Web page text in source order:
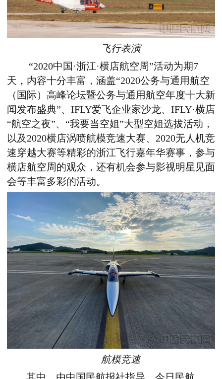
飞行表演
“2020中国·浙江·横店航空周”活动为期7
天，内容十分丰富，涵盖“2020公务与通用航空
（国际）高峰论坛暨公务与通用航空年度十大新
闻发布盛典”、IFLY爱飞企业家沙龙、IFLY·横店
“航空之夜”、“我要当空姐”大型空姐选拔活动，
以及2020横店涡喷航模竞速大赛、2020无人机竞
速穿越大赛等精彩的浙江飞行嘉年华赛事，参与
横店航空周的观众，还有机会参与影视明星见面
会等丰富多彩的活动。
航模竞速